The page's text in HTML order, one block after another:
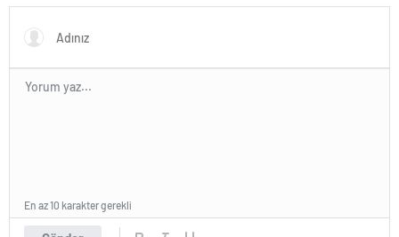
En az 10 karakter gerekli